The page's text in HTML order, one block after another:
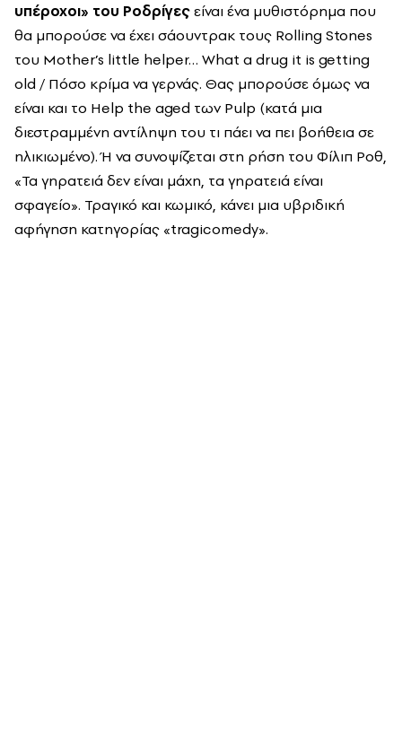
υπέροχοι» του Ροδρίγεςείναι ένα μυθιστόρημα που
θα μπορούσε να έχει σάουντρακ τους Rolling Stones
του Mother’s little helper… What a drug it is getting
old / Πόσο κρίμα να γερνάς. Θας μπορούσε όμως να
είναι και το Help the aged των Pulp (κατά μια
διεστραμμένη αντίληψη του τι πάει να πει βοήθεια σε
ηλικιωμένο). Ή να συνοψίζεται στη ρήση του Φίλιπ Ροθ,
«Τα γηρατειά δεν είναι μάχη, τα γηρατειά είναι
σφαγείο». Τραγικό και κωμικό, κάνει μια υβριδική
αφήγηση κατηγορίας «tragicomedy».